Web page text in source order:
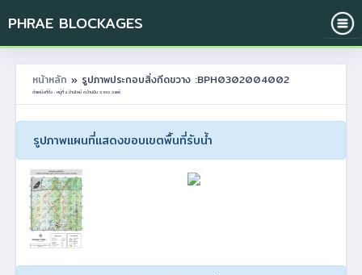
PHRAE BLOCKAGES
หน้าหลัก » รูปภาพประกอบสิ่งกีดขวาง :BPH0302004002
ตำแหน่งที่ตั้ง : หมู่ที่ 4 บ้านใหม่ ต.บ้านปิน อ.ลอง จ.แพร่
รูปภาพแผนที่แสดงขอบเขตพื้นที่รับน้ำ